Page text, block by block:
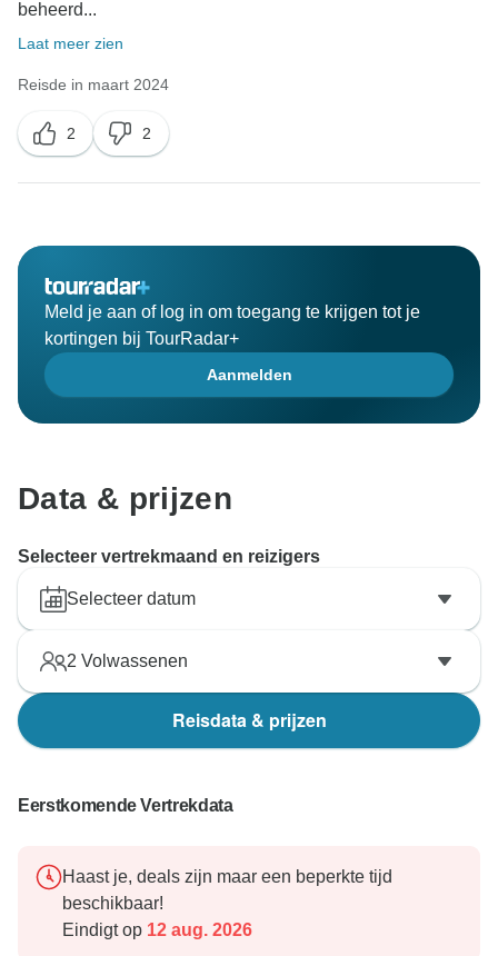
beheerd...
Laat meer zien
Reisde in maart 2024
2 2
Meld je aan of log in om toegang te krijgen tot je
kortingen bij TourRadar+
Aanmelden
Data & prijzen
Selecteer vertrekmaand en reizigers
Selecteer datum
2 Volwassenen
Reisdata & prijzen
Eerstkomende Vertrekdata
Haast je, deals zijn maar een beperkte tijd
beschikbaar!
Eindigt op 12 aug. 2026